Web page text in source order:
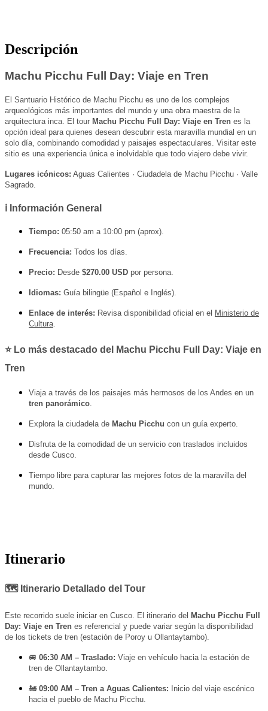
Descripción
Machu Picchu Full Day: Viaje en Tren
El Santuario Histórico de Machu Picchu es uno de los complejos
arqueológicos más importantes del mundo y una obra maestra de la
arquitectura inca. El tour Machu Picchu Full Day: Viaje en Tren es la
opción ideal para quienes desean descubrir esta maravilla mundial en un
solo día, combinando comodidad y paisajes espectaculares. Visitar este
sitio es una experiencia única e inolvidable que todo viajero debe vivir.
Lugares icónicos: Aguas Calientes · Ciudadela de Machu Picchu · Valle
Sagrado.
ℹ️ Información General
Tiempo: 05:50 am a 10:00 pm (aprox).
Frecuencia: Todos los días.
Precio: Desde $270.00 USD por persona.
Idiomas: Guía bilingüe (Español e Inglés).
Enlace de interés: Revisa disponibilidad oficial en el Ministerio de
Cultura
⭐ Lo más destacado del Machu Picchu Full Day: Viaje en
Tren
Viaja a través de los paisajes más hermosos de los Andes en un
tren panorámico.
Explora la ciudadela de Machu Picchu con un guía experto.
Disfruta de la comodidad de un servicio con traslados incluidos
desde Cusco.
Tiempo libre para capturar las mejores fotos de la maravilla del
mundo.
Itinerario
🗺️ Itinerario Detallado del Tour
Este recorrido suele iniciar en Cusco. El itinerario del Machu Picchu Full
Day: Viaje en Tren es referencial y puede variar según la disponibilidad
de los tickets de tren (estación de Poroy u Ollantaytambo).
🚐 06:30 AM – Traslado: Viaje en vehículo hacia la estación de
tren de Ollantaytambo.
🚂 09:00 AM – Tren a Aguas Calientes: Inicio del viaje escénico
hacia el pueblo de Machu Picchu.